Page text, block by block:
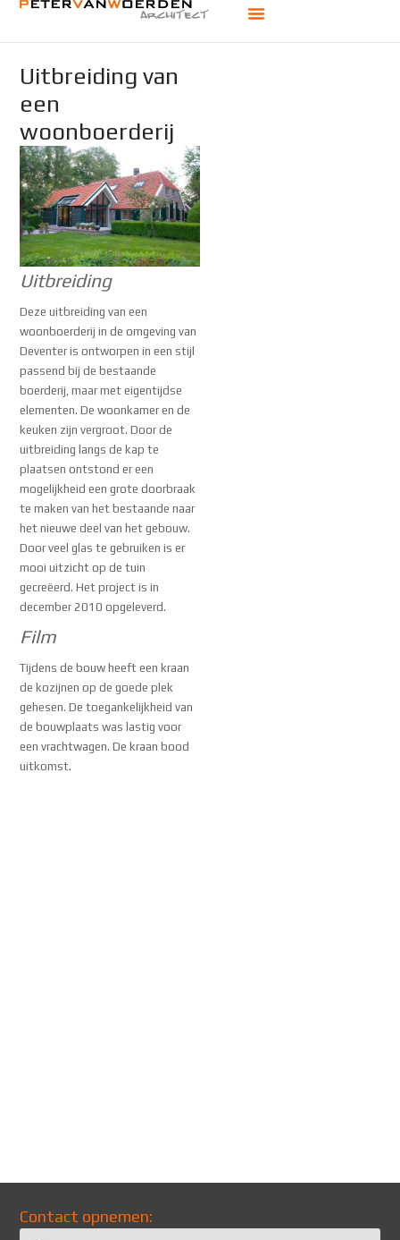
Uitbreiding van
een
woonboerderij
Uitbreiding
Deze uitbreiding van een
woonboerderij in de omgeving van
Deventer is ontworpen in een stijl
passend bij de bestaande
boerderij, maar met eigentijdse
elementen. De woonkamer en de
keuken zijn vergroot. Door de
uitbreiding langs de kap te
plaatsen ontstond er een
mogelijkheid een grote doorbraak
te maken van het bestaande naar
het nieuwe deel van het gebouw.
Door veel glas te gebruiken is er
mooi uitzicht op de tuin
gecreëerd. Het project is in
december 2010 opgeleverd.
Film
Tijdens de bouw heeft een kraan
de kozijnen op de goede plek
gehesen. De toegankelijkheid van
de bouwplaats was lastig voor
een vrachtwagen. De kraan bood
uitkomst.
Contact opnemen: